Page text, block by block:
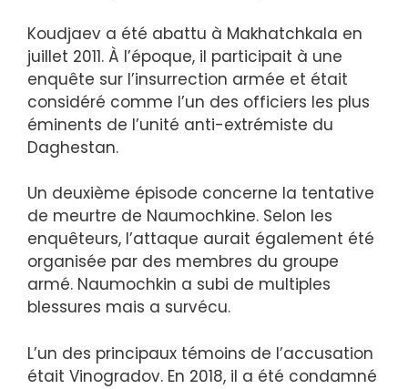
Koudjaev a été abattu à Makhatchkala en
juillet 2011. À l’époque, il participait à une
enquête sur l’insurrection armée et était
considéré comme l’un des officiers les plus
éminents de l’unité anti-extrémiste du
Daghestan.
Un deuxième épisode concerne la tentative
de meurtre de Naumochkine. Selon les
enquêteurs, l’attaque aurait également été
organisée par des membres du groupe
armé. Naumochkin a subi de multiples
blessures mais a survécu.
L’un des principaux témoins de l’accusation
était Vinogradov. En 2018, il a été condamné